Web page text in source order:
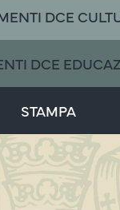
DCE
DCE
STAMPA